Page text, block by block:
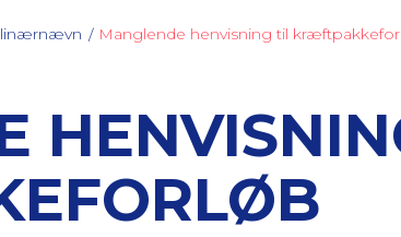
Manglende henvisning til